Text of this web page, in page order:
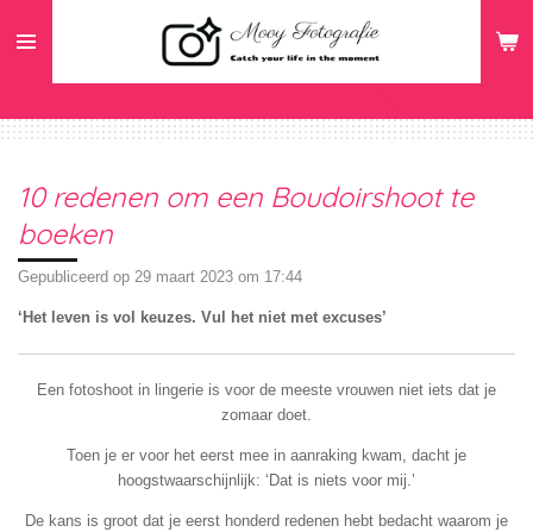
direct
hoofdinhoud
10 redenen om een Boudoirshoot te
boeken
Gepubliceerd op 29 maart 2023 om 17:44
‘Het leven is vol keuzes. Vul het niet met excuses’
Een fotoshoot in lingerie is voor de meeste vrouwen niet iets dat je
zomaar doet.
Toen je er voor het eerst mee in aanraking kwam, dacht je
hoogstwaarschijnlijk: ‘Dat is niets voor mij.’
De kans is groot dat je eerst honderd redenen hebt bedacht waarom je